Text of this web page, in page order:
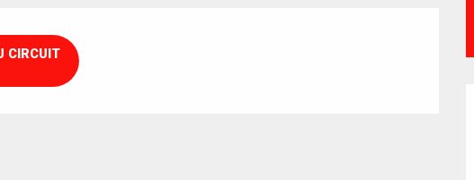
CIRCUIT